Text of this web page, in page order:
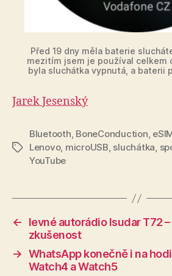
Před 19 dny měla baterie
mezitím jsem je používal celkem
byla sluchátka vypnutá, a baterii
Jarek Jesenský
Štítky
Bluetooth, BoneConduction,
Lenovo, microUSB, sluchátka,
YouTube
←
levné autorádio Isudar T72
zkušenost
→ WhatsApp konečně i na
Watch4 a Watch5